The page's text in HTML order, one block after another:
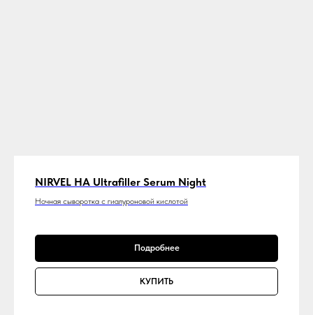
NIRVEL HA Ultrafiller Serum Night
Ночная сыворотка с гиалуроновой кислотой
Подробнее
КУПИТЬ